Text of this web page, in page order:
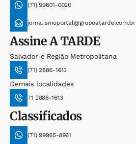
(71) 99601-0020
jornalismoportal@grupoatarde.com.br
AssineA TARDE
Salvador e Região Metropolitana
(71) 2886-1613
Demais localidades
71 2886-1613
Classificados
(71) 99965-8961